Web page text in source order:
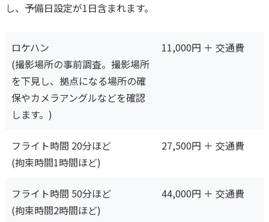
し、予備日設定が1日含まれます。
ロケハン
(撮影場所の事前調査。撮影場所
を下見し、拠点になる場所の確
保やカメラアングルなどを確認
します。)
11,000円 ＋ 交通費
フライト時間 20分ほど
(拘束時間1時間ほど)
27,500円 ＋ 交通費
フライト時間 50分ほど
(拘束時間2時間ほど)
44,000円 ＋ 交通費